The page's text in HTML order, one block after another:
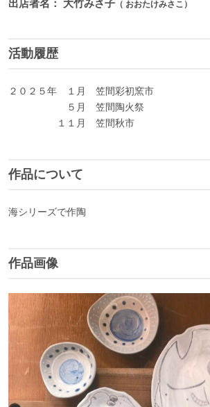
出店者名： 大竹みさ子 （ おおたけみさこ）
活動履歴
２０２５年 １月 笠間彩初窯市
５月 笠間陶火祭
１１月 笠間秋市
作品について
海シリーズで作陶
作品画像